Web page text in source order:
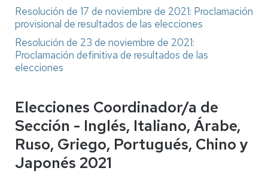
Resolución de 17 de noviembre de 2021: Proclamación
provisional de resultados de las elecciones
Resolución de 23 de noviembre de 2021:
Proclamación definitiva de resultados de las
elecciones
Elecciones Coordinador/a de
Sección - Inglés, Italiano, Árabe,
Ruso, Griego, Portugués, Chino y
Japonés 2021